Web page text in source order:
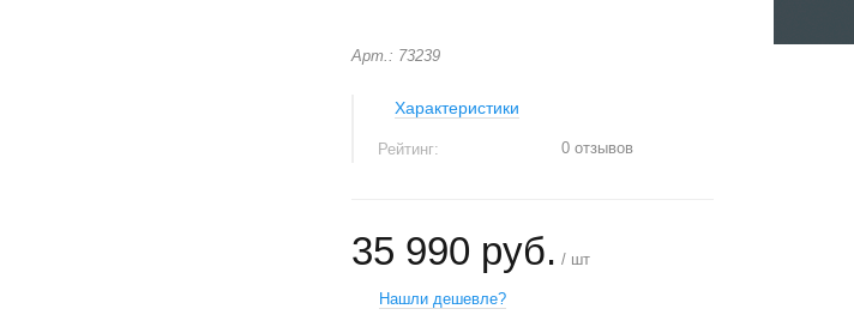
Арт.: 73239
Характеристики
Рейтинг: 0 отзывов
35 990 руб. / шт
Нашли дешевле?